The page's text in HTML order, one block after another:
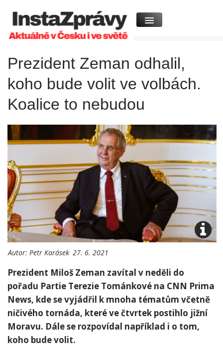
Prezident Zeman odhalil,
koho bude volit ve volbách.
Koalice to nebudou
Autor: Petr Karásek 27. 6. 2021
Prezident Miloš Zeman zavítal v neděli do
pořadu Partie Terezie Tománkové na CNN Prima
News, kde se vyjádřil k mnoha tématům včetně
ničivého tornáda, které ve čtvrtek postihlo jižní
Moravu. Dále se rozpovídal například i o tom,
koho bude volit.